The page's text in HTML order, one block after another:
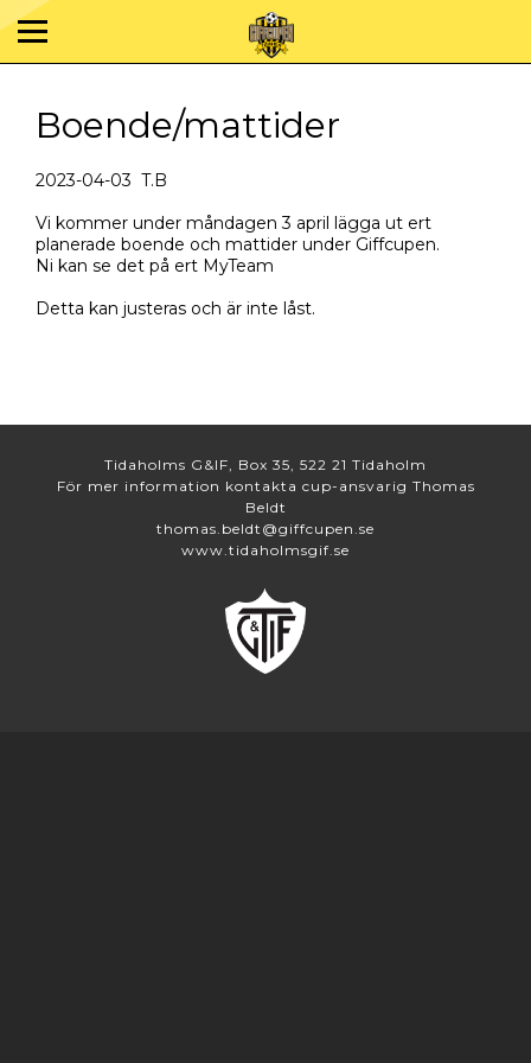
Boende/mattider
2023-04-03 T.B
Vi kommer under måndagen 3 april lägga ut ert
planerade boende och mattider under Giffcupen.
Ni kan se det på ert MyTeam
Detta kan justeras och är inte låst.
Tidaholms G&IF, Box 35, 522 21 Tidaholm
För mer information kontakta cup-ansvarig Thomas
Beldt
thomas.beldt@giffcupen.se
www.tidaholmsgif.se